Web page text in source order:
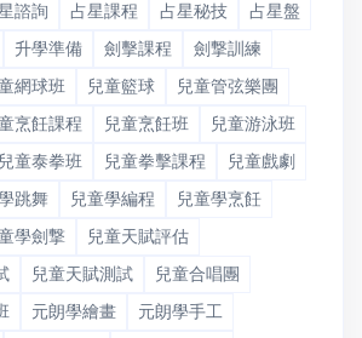
諮詢 占星課程 占星秘技
占星盤
升學準備 劍擊課程
劍撃訓練
網球班 兒童籃球
兒童管弦樂團
烹飪課程 兒童烹飪班
兒童游泳班
兒童泰拳班 兒童拳擊課程
兒童戲劇
跳舞 兒童學編程
兒童學烹飪
學劍撃
兒童天賦評估
兒童天賦測試
兒童合唱團
元朗學繪畫
元朗學手工